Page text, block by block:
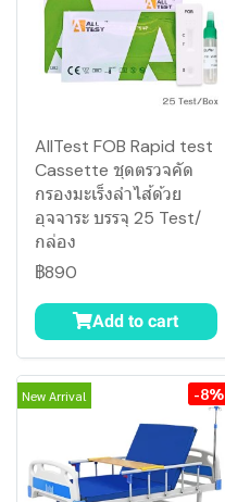
AllTest FOB Rapid test
Cassette ชุดตรวจคัด
กรองมะเร็งลำไส้ด้วย
อุจจาระ บรรจุ 25 Test/
กล่อง
฿890
Add to cart
New Arrival -8%